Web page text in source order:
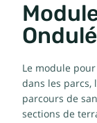
Ondulé
Le module
dans les parcs,
parcours de
sections de